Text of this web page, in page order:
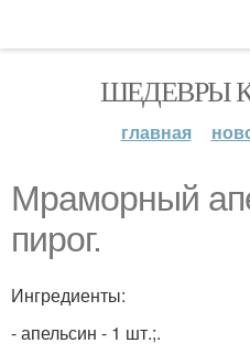
ШЕДЕВРЫ
главная
Мраморный
пирог.
Ингредиенты:
- апельсин - 1 шт.;.